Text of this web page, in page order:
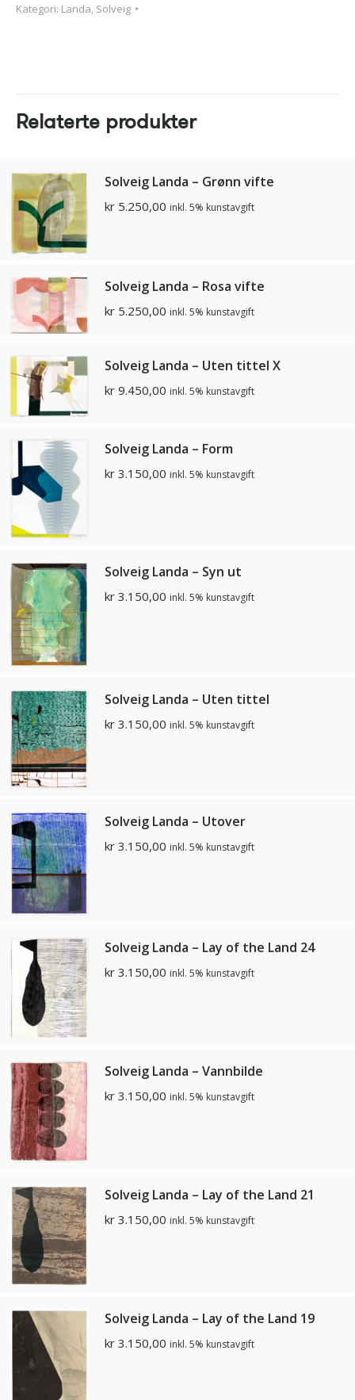
Kategori: Landa, Solveig
Relaterte produkter
Solveig Landa – Grønn vifte
kr 5.250,00 inkl. 5% kunstavgift
Solveig Landa – Rosa vifte
kr 5.250,00 inkl. 5% kunstavgift
Solveig Landa – Uten tittel X
kr 9.450,00 inkl. 5% kunstavgift
Solveig Landa – Form
kr 3.150,00 inkl. 5% kunstavgift
Solveig Landa – Syn ut
kr 3.150,00 inkl. 5% kunstavgift
Solveig Landa – Uten tittel
kr 3.150,00 inkl. 5% kunstavgift
Solveig Landa – Utover
kr 3.150,00 inkl. 5% kunstavgift
Solveig Landa – Lay of the Land 24
kr 3.150,00 inkl. 5% kunstavgift
Solveig Landa – Vannbilde
kr 3.150,00 inkl. 5% kunstavgift
Solveig Landa – Lay of the Land 21
kr 3.150,00 inkl. 5% kunstavgift
Solveig Landa – Lay of the Land 19
kr 3.150,00 inkl. 5% kunstavgift